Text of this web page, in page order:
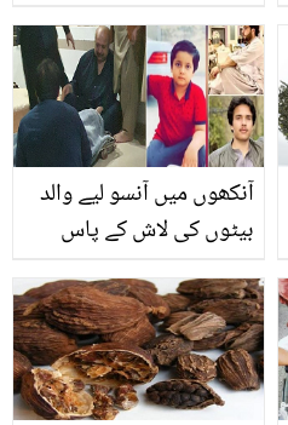
دلچسپ کہانی
آنکھوں میں آنسو لیے والد
بیٹوں کی لاش کے پاس
مشہور ڈاکٹر والد کے تینوں
بیٹوں کو شہید کر دیا گیا